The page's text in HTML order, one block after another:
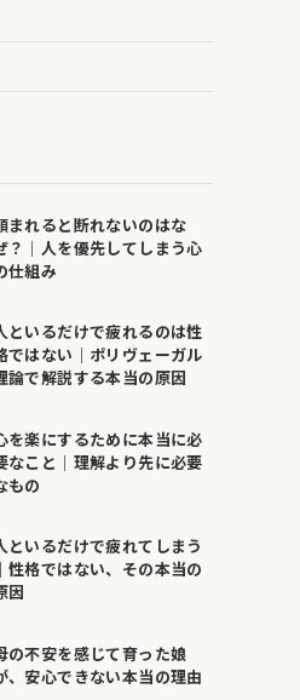
まれると断れないのはな
？｜人を優先してしまう心
仕組み
といるだけで疲れるのは性
ではない｜ポリヴェーガル
論で解説する本当の原因
を楽にするために本当に必
なこと｜理解より先に必要
もの
といるだけで疲れてしまう
｜性格ではない、その本当の
因
の不安を感じて育った娘
、安心できない本当の理由